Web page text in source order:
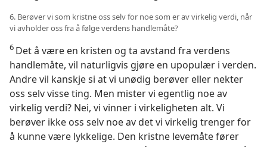
6. Berøver vi som kristne oss selv for noe som er av virkelig verdi, når
vi avholder oss fra å følge verdens handlemåte?
6 Det å være en kristen og ta avstand fra verdens
handlemåte, vil naturligvis gjøre en upopulær i verden.
Andre vil kanskje si at vi unødig berøver eller nekter
oss selv visse ting. Men mister vi egentlig noe av
virkelig verdi? Nei, vi vinner i virkeligheten alt. Vi
berøver ikke oss selv noe av det vi virkelig trenger for
å kunne være lykkelige. Den kristne levemåte fører